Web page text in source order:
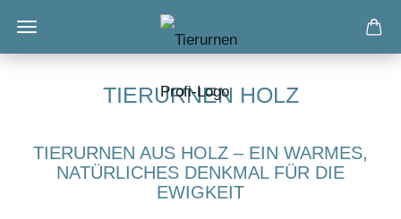
TIERURNEN HOLZ
TIERURNEN AUS HOLZ – EIN WARMES,
NATÜRLICHES DENKMAL FÜR DIE
EWIGKEIT